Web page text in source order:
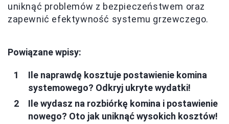
uniknąć problemów z bezpieczeństwem oraz
zapewnić efektywność systemu grzewczego.
Powiązane wpisy:
Ile naprawdę kosztuje postawienie komina
systemowego? Odkryj ukryte wydatki!
Ile wydasz na rozbiórkę komina i postawienie
nowego? Oto jak uniknąć wysokich kosztów!